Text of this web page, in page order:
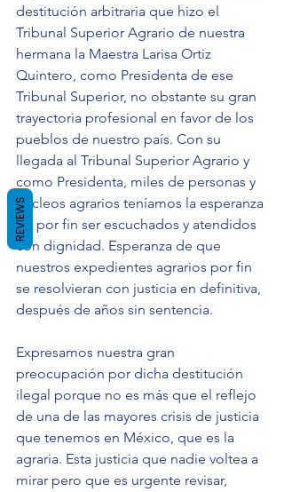
destitución arbitraria que hizo el
Tribunal Superior Agrario de nuestra
hermana la Maestra Larisa Ortiz
Quintero, como Presidenta de ese
Tribunal Superior, no obstante su gran
trayectoria profesional en favor de los
pueblos de nuestro país. Con su
llegada al Tribunal Superior Agrario y
como Presidenta, miles de personas y
núcleos agrarios teníamos la esperanza
de por fin ser escuchados y atendidos
con dignidad. Esperanza de que
nuestros expedientes agrarios por fin
se resolvieran con justicia en definitiva,
después de años sin sentencia.
Expresamos nuestra gran
preocupación por dicha destitución
ilegal porque no es más que el reflejo
de una de las mayores crisis de justicia
que tenemos en México, que es la
agraria. Esta justicia que nadie voltea a
mirar pero que es urgente revisar,
REVIEWS